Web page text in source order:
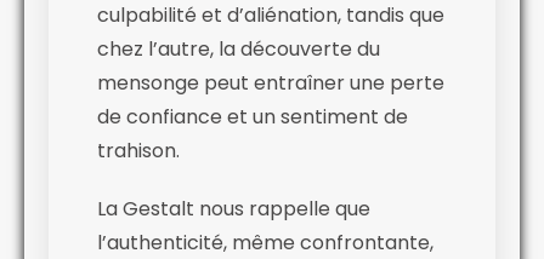
culpabilité et d’aliénation, tandis que
chez l’autre, la découverte du
mensonge peut entraîner une perte
de confiance et un sentiment de
trahison.
La Gestalt nous rappelle que
l’authenticité, même confrontante,